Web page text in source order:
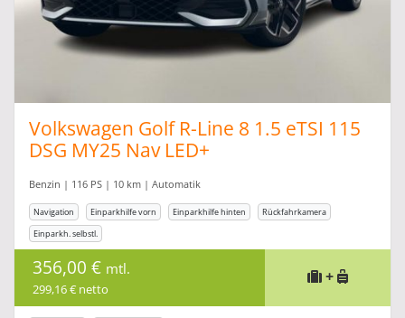
Volkswagen Golf R-Line 8 1.5 eTSI 115
DSG MY25 Nav LED+
Benzin | 116 PS | 10 km | Automatik
Navigation Einparkhilfe vorn Einparkhilfe hinten
Rückfahrkamera
Einparkh. selbstl.
356,00 € mtl.
299,16 € netto
+